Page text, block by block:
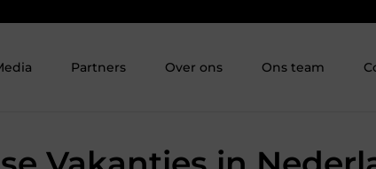
Partners Over ons Ons team